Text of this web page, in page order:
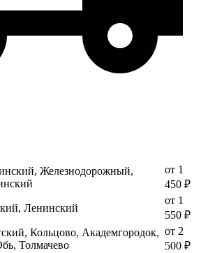
Железнодорожный,
от 1
450 ₽
Ленинский
от 1
550 ₽
Кольцово, Академгородок,
Толмачево
от 2
500 ₽